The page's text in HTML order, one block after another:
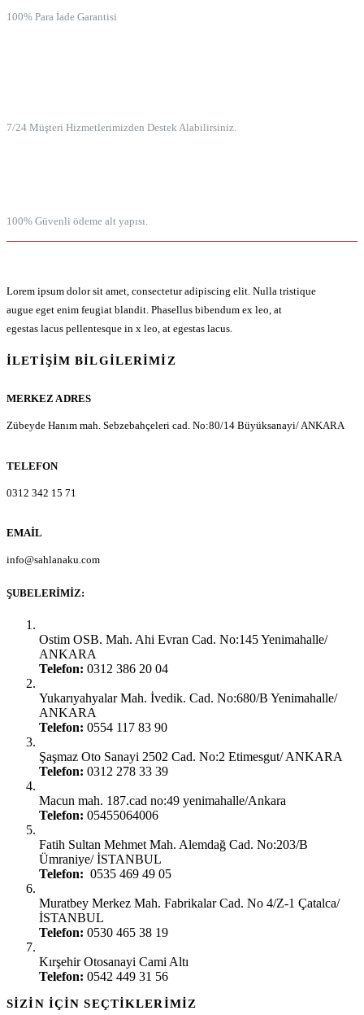
100% Para İade Garantisi
7/24 Müşteri Hizmetlerimizden Destek Alabilirsiniz.
100% Güvenli ödeme alt yapısı.
Lorem ipsum dolor sit amet, consectetur adipiscing elit. Nulla tristique
augue eget enim feugiat blandit. Phasellus bibendum ex leo, at
egestas lacus pellentesque in x leo, at egestas lacus.
İLETIŞIM BILGILERIMIZ
MERKEZ ADRES
Zübeyde Hanım mah. Sebzebahçeleri cad. No:80/14 Büyüksanayi/ ANKARA
TELEFON
0312 342 15 71
EMAIL
info@sahlanaku.com
ŞUBELERIMIZ:
Ostim OSB. Mah. Ahi Evran Cad. No:145 Yenimahalle/
ANKARA
Telefon: 0312 386 20 04
Yukarıyahyalar Mah. İvedik. Cad. No:680/B Yenimahalle/
ANKARA
Telefon: 0554 117 83 90
Şaşmaz Oto Sanayi 2502 Cad. No:2 Etimesgut/ ANKARA
Telefon: 0312 278 33 39
Macun mah. 187.cad no:49 yenimahalle/Ankara
Telefon: 05455064006
Fatih Sultan Mehmet Mah. Alemdağ Cad. No:203/B
Ümraniye/ İSTANBUL
Telefon: 0535 469 49 05
Muratbey Merkez Mah. Fabrikalar Cad. No 4/Z-1 Çatalca/
İSTANBUL
Telefon: 0530 465 38 19
Kırşehir Otosanayi Cami Altı
Telefon: 0542 449 31 56
SIZIN İÇIN SEÇTIKLERIMIZ